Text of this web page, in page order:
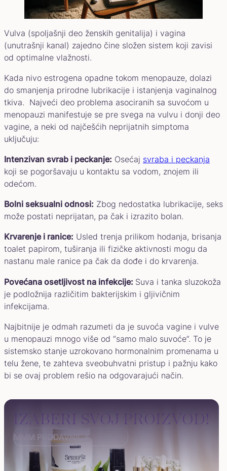
Vulva (spoljašnji deo ženskih genitalija) i vagina
(unutrašnji kanal) zajedno čine složen sistem koji zavisi
od optimalne vlažnosti.
Kada nivo estrogena opadne tokom menopauze, dolazi
do smanjenja prirodne lubrikacije i istanjenja vaginalnog
tkiva. Najveći deo problema asociranih sa suvoćom u
menopauzi manifestuje se pre svega na vulvu i donji deo
vagine, a neki od najčešćih neprijatnih simptoma
uključuju:
Intenzivan svrab i peckanje: Osećaj svraba i peckanja
koji se pogoršavaju u kontaktu sa vodom, znojem ili
odećom.
Bolni seksualni odnosi: Zbog nedostatka lubrikacije, seks
može postati neprijatan, pa čak i izrazito bolan.
Krvarenje i ranice: Usled trenja prilikom hodanja, brisanja
toalet papirom, tuširanja ili fizičke aktivnosti mogu da
nastanu male ranice pa čak da dođe i do krvarenja.
Povećana osetljivost na infekcije: Suva i tanka sluzokoža
je podložnija različitim bakterijskim i gljivičnim
infekcijama.
Najbitnije je odmah razumeti da je suvoća vagine i vulve
u menopauzi mnogo više od “samo malo suvoće”. To je
sistemsko stanje uzrokovano hormonalnim promenama u
telu žene, te zahteva sveobuhvatni pristup i pažnju kako
bi se ovaj problem rešio na odgovarajući način.
IZABERI SVOJ PROIZVOD!
MMM PRODAVNICA